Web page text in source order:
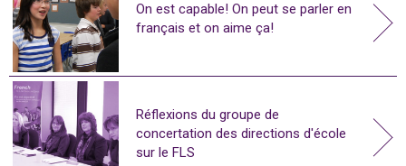
On est capable! On peut se parler en
français et on aime ça!
Réflexions du groupe de
concertation des directions d'école
sur le FLS